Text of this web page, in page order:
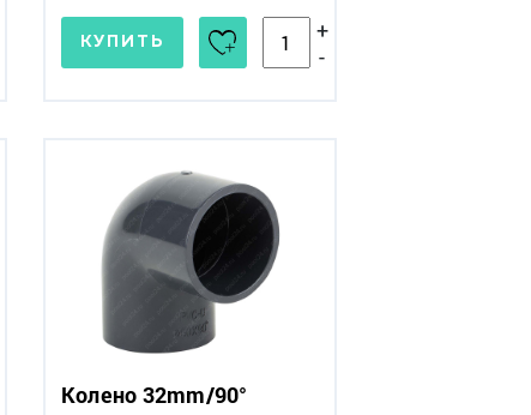
КУПИТЬ
+
-
Колено 32mm/90°